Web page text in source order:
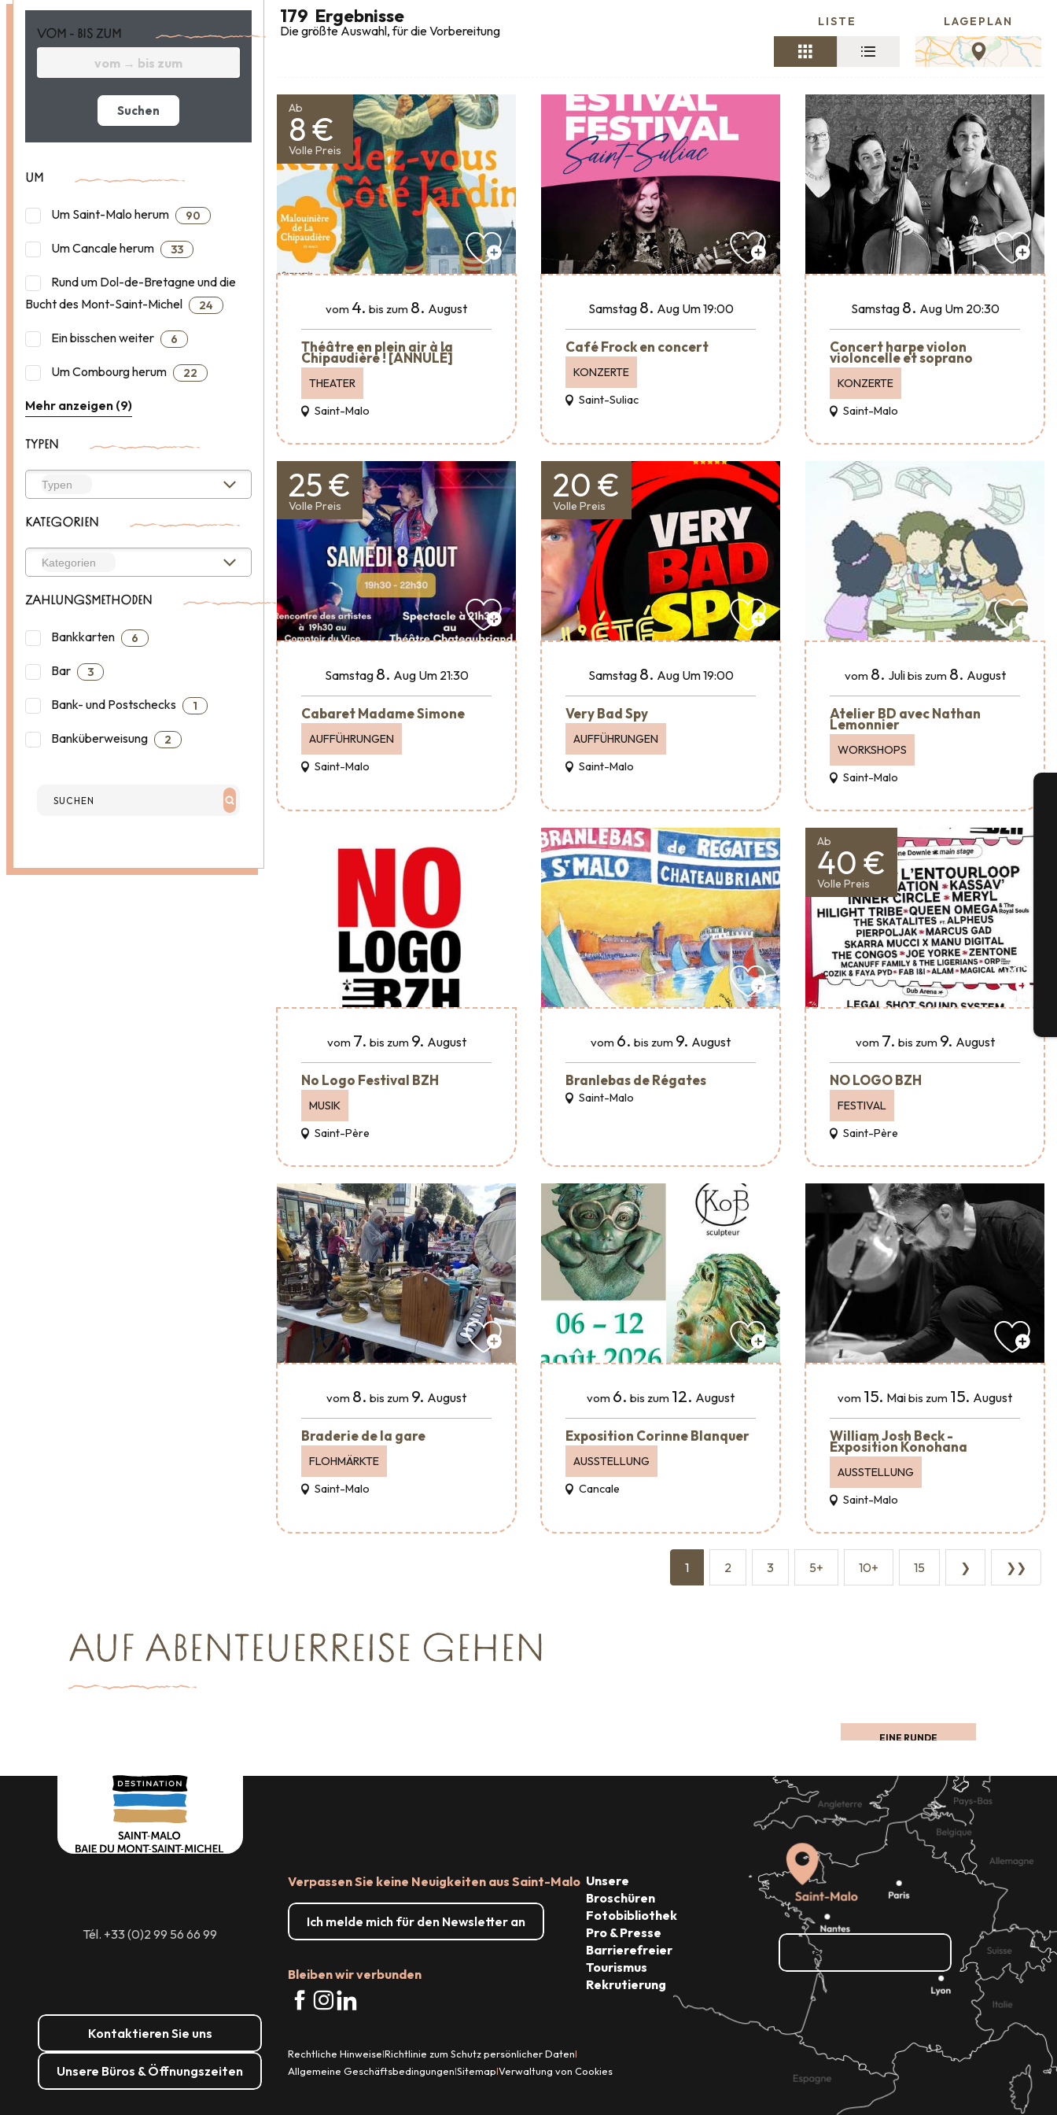
VOM - BIS ZUM
Suchen
UM
Um Saint-Malo herum 90
Um Cancale herum 33
Rund um Dol-de-Bretagne und die
Bucht des Mont-Saint-Michel
24
Ein bisschen weiter 6
Um Combourg herum 22
Mehr anzeigen (9)
TYPEN
KATEGORIEN
ZAHLUNGSMETHODEN
Bankkarten 6
Bar 3
Bank- und Postschecks 1
Banküberweisung 2
179 Ergebnisse
Die größte Auswahl, für die Vorbereitung
LISTE LAGEPLAN
Ab
8 €
Volle Preis
vom 4. bis zum 8. August
Théâtre en plein air à la
Chipaudière ! [ANNULÉ]
THEATER
Saint-Malo
Samstag 8. Aug Um 19:00
Café Frock en concert
KONZERTE
Saint-Suliac
Samstag 8. Aug Um 20:30
Concert harpe violon
violoncelle et soprano
KONZERTE
Saint-Malo
25 €
Volle Preis
Samstag 8. Aug Um 21:30
Cabaret Madame Simone
AUFFÜHRUNGEN
Saint-Malo
20 €
Volle Preis
Samstag 8. Aug Um 19:00
Very Bad Spy
AUFFÜHRUNGEN
Saint-Malo
vom 8. Julibis zum 8. August
Atelier BD avec Nathan
Lemonnier
WORKSHOPS
Saint-Malo
vom 7. bis zum 9. August
No Logo Festival BZH
MUSIK
Saint-Père
vom 6. bis zum 9. August
Branlebas de Régates
Saint-Malo
Ab
40 €
Volle Preis
vom 7. bis zum 9. August
NO LOGO BZH
FESTIVAL
Saint-Père
vom 8. bis zum 9. August
Braderie de la gare
FLOHMÄRKTE
Saint-Malo
vom 6. bis zum 12. August
Exposition Corinne Blanquer
AUSSTELLUNG
Cancale
vom 15. Maibis zum 15. August
William Josh Beck -
Exposition Konohana
AUSSTELLUNG
Saint-Malo
1 2 3 5+ 10+ 15 ❯ ❯❯
AUF ABENTEUERREISE GEHEN
EINE RUNDE
Shopping
Tél. +33 (0)2 99 56 66 99
Kontaktieren Sie uns
Unsere Büros & Öffnungszeiten
Verpassen Sie keine Neuigkeiten aus Saint-Malo
Ich melde mich für den Newsletter an
Bleiben wir verbunden
Unsere
Broschüren
Fotobibliothek
Pro & Presse
Barrierefreier
Tourismus
Rekrutierung
Rechtliche Hinweise|Richtlinie zum Schutz persönlicher Daten|
Allgemeine Geschäftsbedingungen|Sitemap|Verwaltung von Cookies
Wie kann ich kommen?